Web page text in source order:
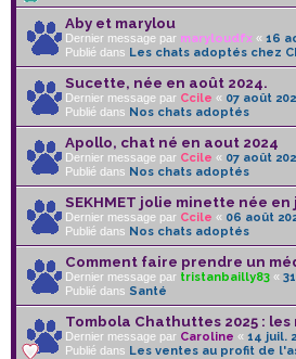
Aby et marylou
Dernier message par maryloudfx « 16
Publié dans Les chats adoptés chez
Sucette, née en août 2024.
Dernier message par Ccile « 07 août
Publié dans Nos chats adoptés
Apollo, chat né en aout 2024
Dernier message par Ccile « 07 août
Publié dans Nos chats adoptés
SEKHMET jolie minette née en
Dernier message par Ccile « 06 août
Publié dans Nos chats adoptés
Comment faire prendre un
Dernier message par tristanbailly83 «
Publié dans Santé
Tombola Chathuttes 2025 :
Dernier message par Caroline « 14 juil.
Publié dans Les ventes au profit de